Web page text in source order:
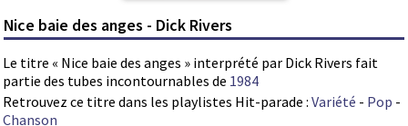
Nice baie des anges - Dick Rivers
Le titre « Nice baie des anges » interprété par Dick Rivers fait
partie des tubes incontournables de 1984
Retrouvez ce titre dans les playlistes Hit-parade : Variété - Pop -
Chanson